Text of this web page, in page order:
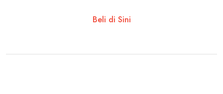
Beli di Sini